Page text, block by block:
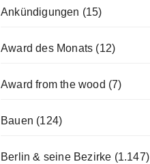
Ankündigungen (15)
Award des Monats (12)
Award from the wood (7)
Bauen (124)
Berlin & seine Bezirke (1.147)